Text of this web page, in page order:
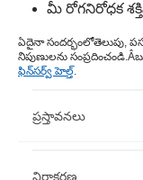
మీ రోగనిరోధక
ఏదైనా సందర్భంలోతెలుపు,
నిపుణులను సంప్రదించండి.Â
ఫిన్‌సర్వ్ హెల్త్.
ప్రస్తావనలు
https://
నిరాకరణ